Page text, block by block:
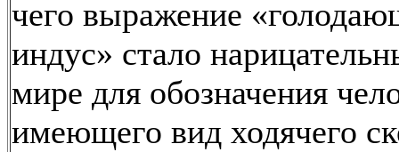
чего выражение
индус» стало
мире для обозначения
имеющего вид ходячего